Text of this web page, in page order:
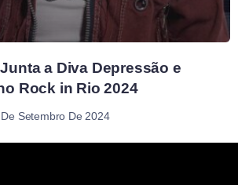
a Diva Depressão e
Rock in Rio 2024
Setembro De 2024